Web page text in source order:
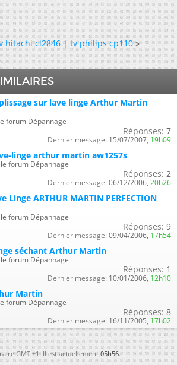
hitachi cl2846|tv philips cp110 »
sur lave linge Arthur Martin
forum Dépannage
Réponses: 7
Dernier message: 15/07/2007, 19h09
linge arthur martin aw1257s
forum Dépannage
Réponses: 2
Dernier message: 06/12/2006, 20h26
Linge ARTHUR MARTIN PERFECTION
forum Dépannage
Réponses: 9
Dernier message: 09/04/2006, 17h54
séchant Arthur Martin
forum Dépannage
Réponses: 1
Dernier message: 10/01/2006, 12h10
Martin
forum Dépannage
Réponses: 8
Dernier message: 16/11/2005, 17h02
GMT +1. Il est actuellement05h56.